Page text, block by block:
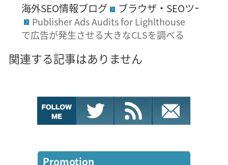
海外SEO情報ブログ ブラウザ・SEOツール
Publisher Ads Audits for Lighlthouse
で広告が発生させる大きなCLSを調べる
関連する記事はありません
Promotion